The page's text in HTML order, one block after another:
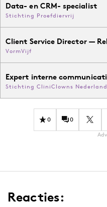
Data- en CRM- specialist
Stichting Proefdiervrij
Client Service Director —
VormVijf
Expert interne
Stichting CliniClowns Nederland
0 0
Reacties: